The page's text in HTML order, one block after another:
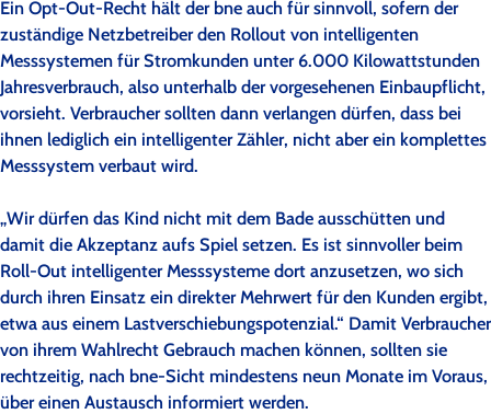
Ein Opt-Out-Recht hält der bne auch für sinnvoll, sofern der
zuständige Netzbetreiber den Rollout von intelligenten
Messsystemen für Stromkunden unter 6.000 Kilowattstunden
Jahresverbrauch, also unterhalb der vorgesehenen Einbaupflicht,
vorsieht. Verbraucher sollten dann verlangen dürfen, dass bei
ihnen lediglich ein intelligenter Zähler, nicht aber ein komplettes
Messsystem verbaut wird.
„Wir dürfen das Kind nicht mit dem Bade ausschütten und
damit die Akzeptanz aufs Spiel setzen. Es ist sinnvoller beim
Roll-Out intelligenter Messsysteme dort anzusetzen, wo sich
durch ihren Einsatz ein direkter Mehrwert für den Kunden ergibt,
etwa aus einem Lastverschiebungspotenzial.“ Damit Verbraucher
von ihrem Wahlrecht Gebrauch machen können, sollten sie
rechtzeitig, nach bne-Sicht mindestens neun Monate im Voraus,
über einen Austausch informiert werden.